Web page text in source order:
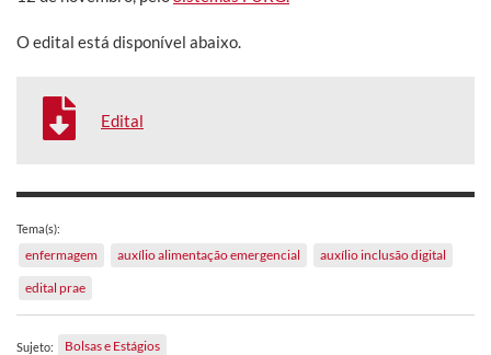
O edital está disponível abaixo.
Edital
Tema(s):
enfermagem auxílio alimentação emergencial
auxílio inclusão digital
edital prae
Sujeto: Bolsas e Estágios